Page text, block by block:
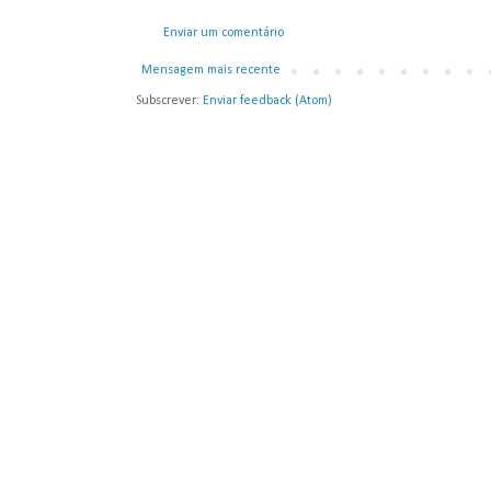
Enviar um comentário
Mensagem mais recente
Subscrever: Enviar feedback (Atom)